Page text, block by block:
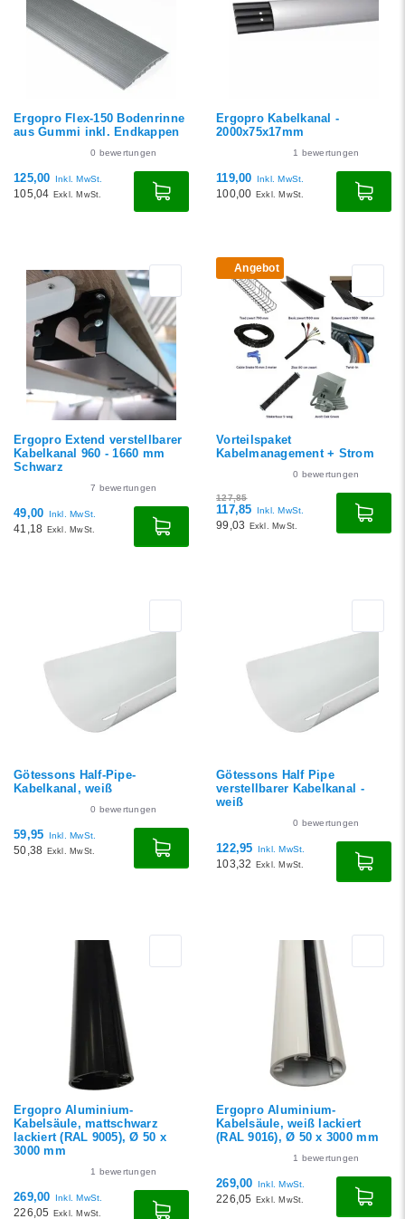
Ergopro Flex-150 Bodenrinne
aus Gummi inkl. Endkappen
0 bewertungen
125,00 Inkl. MwSt.
105,04 Exkl. MwSt.
Ergopro Kabelkanal -
2000x75x17mm
1 bewertungen
119,00 Inkl. MwSt.
100,00 Exkl. MwSt.
Ergopro Extend verstellbarer
Kabelkanal 960 - 1660 mm
Schwarz
7 bewertungen
49,00 Inkl. MwSt.
41,18 Exkl. MwSt.
Angebot
Vorteilspaket
Kabelmanagement + Strom
0 bewertungen
127,85
117,85 Inkl. MwSt.
99,03 Exkl. MwSt.
Götessons Half-Pipe-
Kabelkanal, weiß
0 bewertungen
59,95 Inkl. MwSt.
50,38 Exkl. MwSt.
Götessons Half Pipe
verstellbarer Kabelkanal -
weiß
0 bewertungen
122,95 Inkl. MwSt.
103,32 Exkl. MwSt.
Ergopro Aluminium-
Kabelsäule, mattschwarz
lackiert (RAL 9005), Ø 50 x
3000 mm
1 bewertungen
269,00 Inkl. MwSt.
226,05 Exkl. MwSt.
Ergopro Aluminium-
Kabelsäule, weiß lackiert
(RAL 9016), Ø 50 x 3000 mm
1 bewertungen
269,00 Inkl. MwSt.
226,05 Exkl. MwSt.